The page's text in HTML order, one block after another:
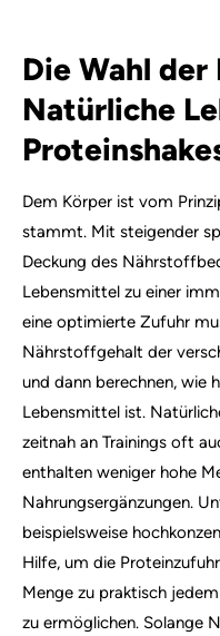
Die Wahl
Natürliche
Dem Körper ist vom
stammt. Mit steigender
Deckung des
Lebensmittel zu einer
eine optimierte Zufuhr
Nährstoffgehalt der
und dann berechnen, wie
Lebensmittel ist.
zeitnah an Trainings oft
enthalten weniger hohe
Nahrungsergänzungen.
beispielsweise
Hilfe, um die
Menge zu praktisch
zu ermöglichen. Solange